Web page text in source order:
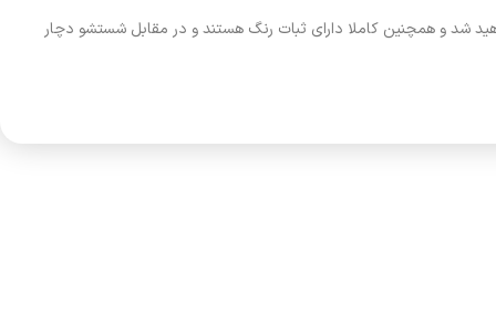
شد و همچنین کاملا دارای ثبات رنگ هستند و در مقابل شستشو دچار